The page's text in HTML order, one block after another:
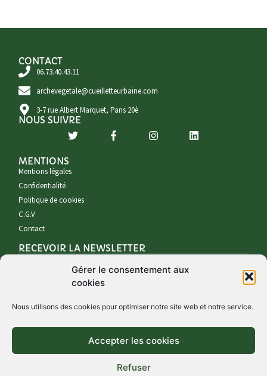
Gérer le consentement aux
cookies
Nous utilisons des cookies pour optimiser notre site web et notre service.
Accepter les cookies
Refuser
CONTACT
06.73.40.43.11
archevegetale@cueilletteurbaine.com
3-7 rue Albert Marquet, Paris 20è
NOUS SUIVRE
MENTIONS
Mentions légales
Confidentialité
Politique de cookies
C.G.V
Contact
RECEVOIR LA NEWSLETTER
S'INSCRIRE À LA NEWSLETTER